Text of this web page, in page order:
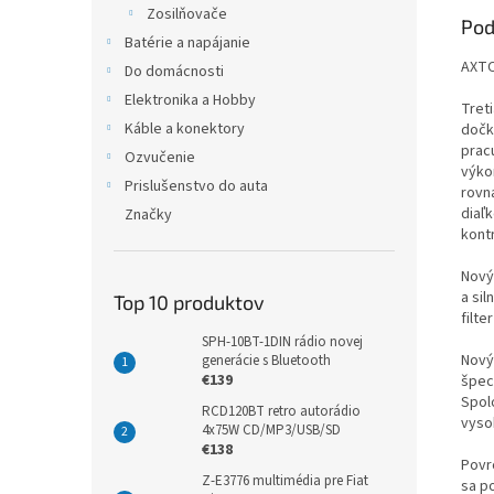
Zosilňovače
Batérie a napájanie
Do domácnosti
Elektronika a Hobby
Káble a konektory
Ozvučenie
Prislušenstvo do auta
Značky
Top 10 produktov
SPH-10BT-1DIN rádio novej
generácie s Bluetooth
€139
RCD120BT retro autorádio
4x75W CD/MP3/USB/SD
€138
Z-E3776 multimédia pre Fiat
a
filter
sa